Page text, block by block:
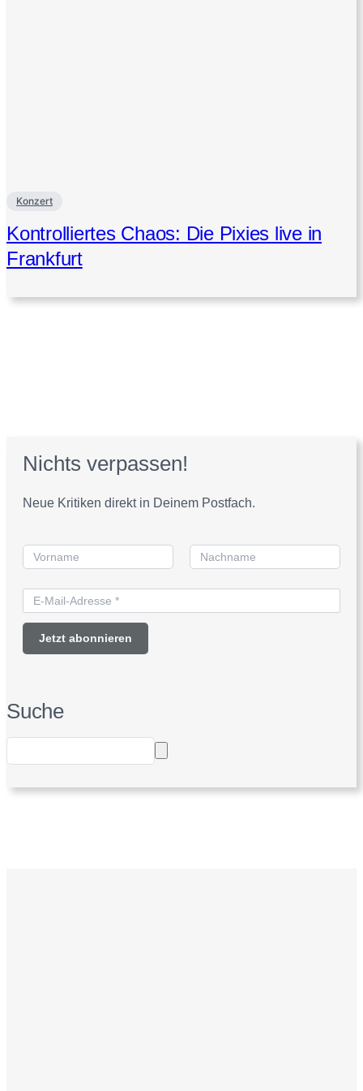
Konzert
Kontrolliertes Chaos: Die Pixies live in
Frankfurt
Nichts verpassen!
Neue Kritiken direkt in Deinem Postfach.
Suche